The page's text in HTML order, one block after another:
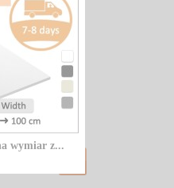
EN
FR
LU
NL
wymiar z...